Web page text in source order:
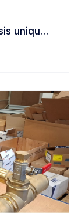
Groupe de surpression sur châssis unique avec 1 pompe type PLURIJET 6.90, contrôlée par variateur de vitesse type MIDA